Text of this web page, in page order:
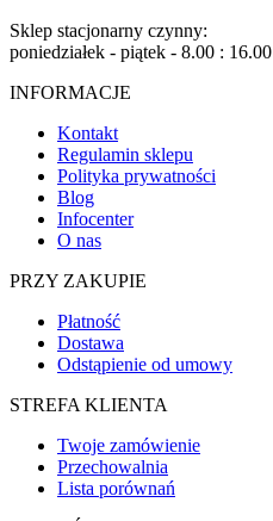
Sklep stacjonarny czynny:
poniedziałek - piątek - 8.00 : 16.00
INFORMACJE
Kontakt
Regulamin sklepu
Polityka prywatności
Blog
Infocenter
O nas
PRZY ZAKUPIE
Płatność
Dostawa
Odstąpienie od umowy
STREFA KLIENTA
Twoje zamówienie
Przechowalnia
Lista porównań